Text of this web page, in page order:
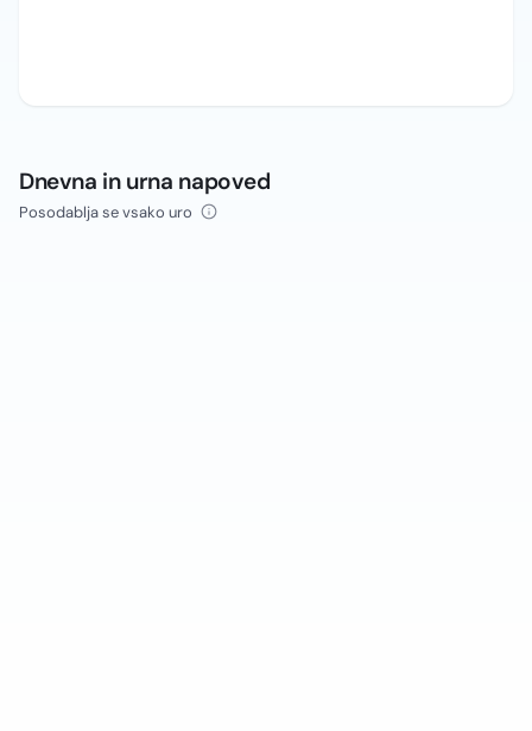
Dnevna in urna napoved
Posodablja se vsako uro